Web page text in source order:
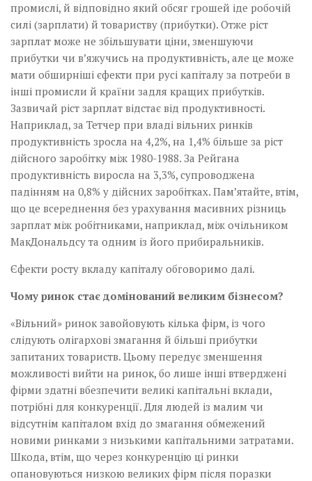
промислі, й відповідно який обсяг грошей іде робочій
силі (зарплати) й товариству (прибутки). Отже ріст
зарплат може не збільшувати ціни, зменшуючи
прибутки чи в’яжучись на продуктивність, але це може
мати обширніші єфекти при русі капіталу за потреби в
інші промисли й країни задля кращих прибутків.
Зазвичай ріст зарплат відстає від продуктивності.
Наприклад, за Тетчер при владі вільних ринків
продуктивність зросла на 4,2%, на 1,4% більше за ріст
дійсного заробітку між 1980-1988. За Рейгана
продуктивність виросла на 3,3%, супроводжена
падінням на 0,8% у дійсних заробітках. Пам’ятайте, втім,
що це всереднення без урахування масивних різниць
зарплат між робітниками, наприклад, між очільником
МакДональдсу та одним із його прибиральників.
Єфекти росту вкладу капіталу обговоримо далі.
Чому ринок стає домінований великим бізнесом?
«Вільний» ринок завойовують кілька фірм, із чого
слідують олігархові змагання й більші прибутки
запитаних товариств. Цьому передує зменшення
можливості вийти на ринок, бо лише інші втверджені
фірми здатні вбезпечити великі капітальні вклади,
потрібні для конкуренції. Для людей із малим чи
відсутнім капіталом вхід до змагання обмежений
новими ринками з низькими капітальними затратами.
Шкода, втім, що через конкуренцію ці ринки
опановуються низкою великих фірм після поразки